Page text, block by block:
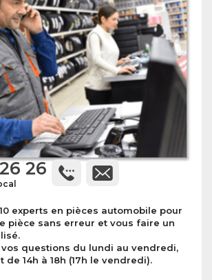
26
experts en pièces automobile pour
pièce sans erreur et vous faire un
questions du lundi au vendredi,
de 14h à 18h (17h le vendredi).